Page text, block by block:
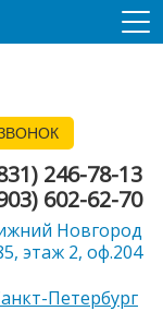
246-78-13
602-62-70
Новгород
этаж 2, оф.204
Петербург